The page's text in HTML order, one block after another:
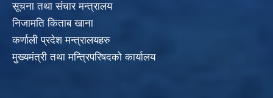
सूचना तथा संचार मन्त्रालय
निजामति किताब खाना
कर्णाली प्रदेश मन्त्रालयहरु
मुख्यमंत्री तथा मन्त्रिपरिषदको कार्यालय